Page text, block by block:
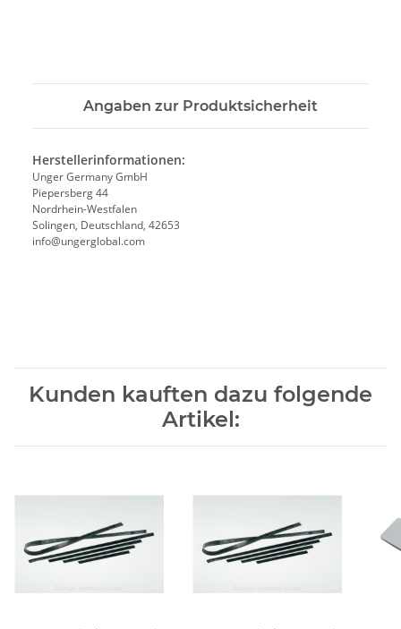
Angaben zur Produktsicherheit
Herstellerinformationen:
Unger Germany GmbH
Piepersberg 44
Nordrhein-Westfalen
Solingen, Deutschland, 42653
info@ungerglobal.com
Kunden kauften dazu folgende
Artikel: